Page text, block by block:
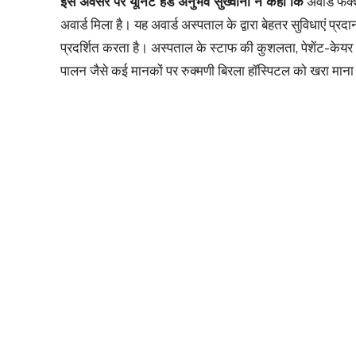
अवार्ड मिला है। यह अवार्ड अस्पताल के द्वारा बेहतर सुविधाएं
प्रदर्शित करता है। अस्पताल के स्टाफ की कुशलता, पेशेंट-
पालन जैसे कई मानकों पर रुक्मणी बिरला हॉस्पिटल को खरा माना